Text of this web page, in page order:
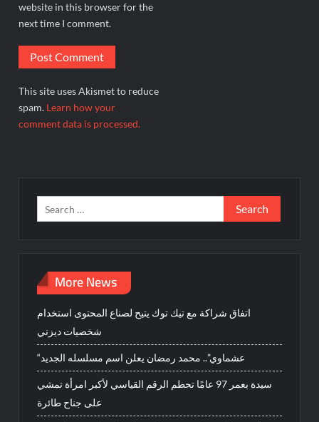
website in this browser for the
next time I comment.
This site uses Akismet to reduce
spam. Learn how your
comment data is processed.
Search
for:
More News
اتفاق شراكة مع تيك توك يتيح لصناع المحتوى استخدام
شخصيات ديزني
“عشماوي”.. محمد رمضان يعلن اسم مسلسله الجديد
سيدة بعمر 97 عامًا تحطم الرقم القياسي لأكبر امرأة تمشي
على جناح طائرة